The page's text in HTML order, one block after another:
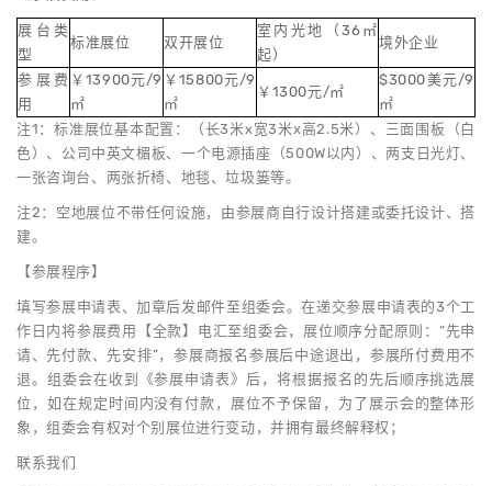
展台类
型
标准展位 双开展位
室内光地（36㎡
起）
境外企业
参展费
用
￥13900元/9
㎡
￥15800元/9
㎡
￥1300元/㎡
$3000美元/9
㎡
注1：标准展位基本配置：（长3米x宽3米x高2.5米）、三面围板（白
色）、公司中英文楣板、一个电源插座（500W以内）、两支日光灯、
一张咨询台、两张折椅、地毯、垃圾篓等。
注2：空地展位不带任何设施，由参展商自行设计搭建或委托设计、搭
建。
【参展程序】
填写参展申请表、加章后发邮件至组委会。在递交参展申请表的3个工
作日内将参展费用【全款】电汇至组委会，展位顺序分配原则：“先申
请、先付款、先安排”，参展商报名参展后中途退出，参展所付费用不
退。组委会在收到《参展申请表》后，将根据报名的先后顺序挑选展
位，如在规定时间内没有付款，展位不予保留，为了展示会的整体形
象，组委会有权对个别展位进行变动，并拥有最终解释权；
联系我们